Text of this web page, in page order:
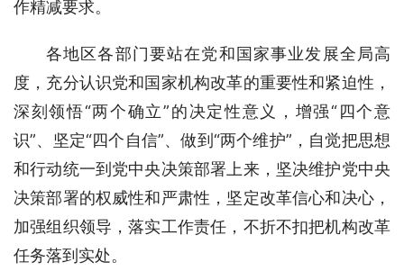
作精减要求。
各地区各部门要站在党和国家事业发展全局高
度，充分认识党和国家机构改革的重要性和紧迫性，
深刻领悟“两个确立”的决定性意义，增强“四个意
识”、坚定“四个自信”、做到“两个维护”，自觉把思想
和行动统一到党中央决策部署上来，坚决维护党中央
决策部署的权威性和严肃性，坚定改革信心和决心，
加强组织领导，落实工作责任，不折不扣把机构改革
任务落到实处。